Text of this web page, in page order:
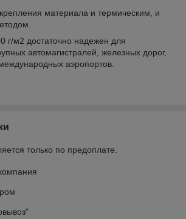
материала и термическим, и
г/м2 достаточно надежен для
автомагистралей, железных дорог,
аэропортов.
только по предоплате.